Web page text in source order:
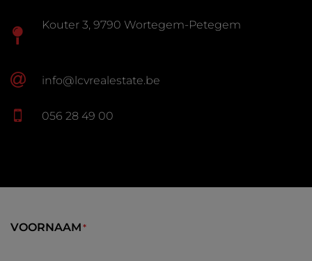
Kouter 3, 9790 Wortegem-Petegem
info@lcvrealestate.be
056 28 49 00
VOORNAAM